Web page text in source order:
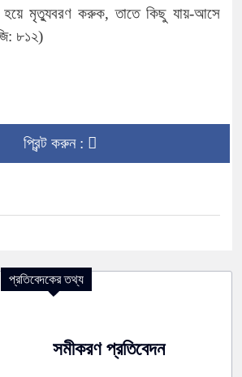
হয়ে মৃত্যুবরণ করুক, তাতে কিছু যায়-আসে
৮১২)
প্রিন্ট করুন :
প্রতিবেদকের তথ্য
সমীকরণ প্রতিবেদন